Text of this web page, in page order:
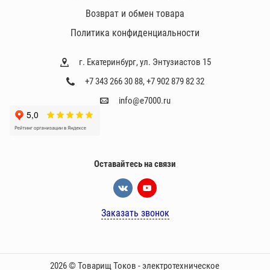
г. Екатеринбург, ул. Энтузиастов 15
+7 343 266 30 88,+7 902 879 82 32
info@e7000.ru
Возврат и обмен товара
Политика конфиденциальности
Оставайтесь на связи
Заказать звонок
2026 © Товарищ Токов - электротехническое